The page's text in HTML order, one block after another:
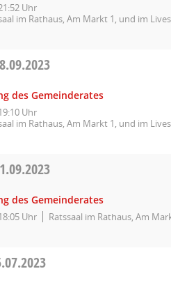
Uhr
im Rathaus, Am Markt 1, und im
des Gemeinderates
Uhr
im Rathaus, Am Markt 1, und im
des Gemeinderates
Uhr Ratssaal im Rathaus, Am